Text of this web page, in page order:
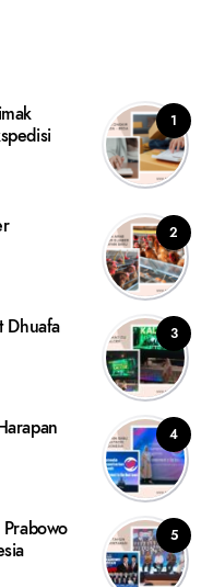
1
2
3
Dhuafa
4
5